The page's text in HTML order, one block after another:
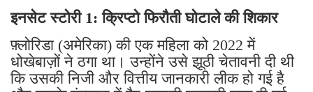
इनसेट स्टोरी 1: क्रिप्टो फिरौती घोटाले की शिकार
फ़्लोरिडा (अमेरिका) की एक महिला को 2022 में
धोखेबाज़ों ने ठगा था। उन्होंने उसे झूठी चेतावनी दी थी
कि उसकी निजी और वित्तीय जानकारी लीक हो गई है